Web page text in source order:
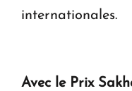
internationales.
Avec le Prix